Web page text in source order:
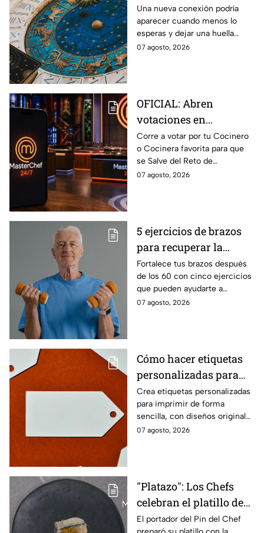
de agosto del 2026 para
cada signo; una
conexión inesperada
podría transformar tus
Una nueva conexión podría
aparecer cuando menos lo
esperas y dejar una huella
importante.
07 agosto, 2026
OFICIAL: Abren
votaciones en
MasterChef 24/7 para
que salves a un
Cocinero del Reto de
Eliminación de este
Corre a votar por tu Cocinero
o Cocinera favorita para que
se Salve del Reto de
Eliminación de MasterChef
07 agosto, 2026
5 ejercicios de brazos
para recuperar la
fuerza después de los
60
Fortalece tus brazos después
de los 60 con cinco ejercicios
que pueden ayudarte a
recuperar fuerza, movilidad y
07 agosto, 2026
Cómo hacer etiquetas
personalizadas para
imprimir
Crea etiquetas personalizadas
para imprimir de forma
sencilla, con diseños originales
y detalles adaptados a tus
07 agosto, 2026
"Platazo": Los Chefs
celebran el platillo de
Lancer en la gala de
El portador del Pin del Chef